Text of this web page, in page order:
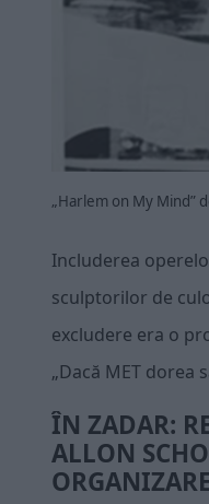
„Harlem on My Mind”
Includerea
sculptorilor de
excludere era o
„Dacă MET
ÎN ZADAR:
ALLON